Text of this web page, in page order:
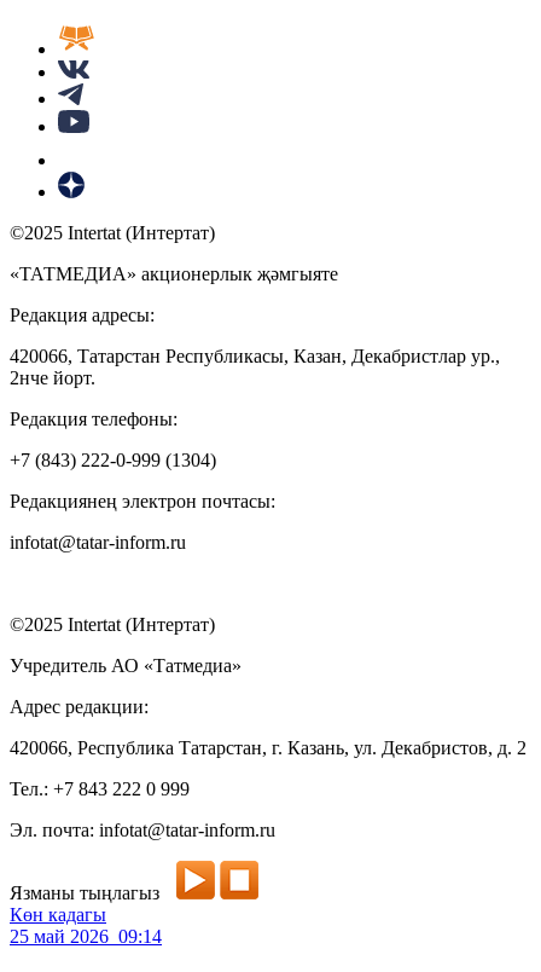
©2025 Intertat (Интертат)
«ТАТМЕДИА» акционерлык җәмгыяте
Редакция адресы:
420066, Татарстан Республикасы, Казан, Декабристлар ур.,
2нче йорт.
Редакция телефоны:
+7 (843) 222-0-999 (1304)
Редакциянең электрон почтасы:
infotat@tatar-inform.ru
©2025 Intertat (Интертат)
Учредитель АО «Татмедиа»
Адрес редакции:
420066, Республика Татарстан, г. Казань, ул. Декабристов, д. 2
Тел.: +7 843 222 0 999
Эл. почта: infotat@tatar-inform.ru
Язманы тыңлагыз
Көн кадагы
25 май 2026 09:14